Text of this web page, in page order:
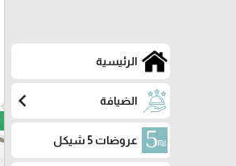
الرئيسية
الضيافة chevron_left
عروضات 5 شيكل